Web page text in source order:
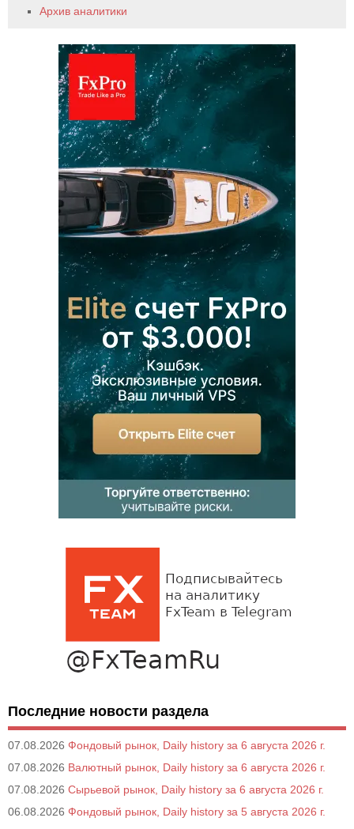
Архив аналитики
Последние новости раздела
07.08.2026 Фондовый рынок, Daily history за 6 августа 2026 г.
07.08.2026 Валютный рынок, Daily history за 6 августа 2026 г.
07.08.2026 Сырьевой рынок, Daily history за 6 августа 2026 г.
06.08.2026 Фондовый рынок, Daily history за 5 августа 2026 г.